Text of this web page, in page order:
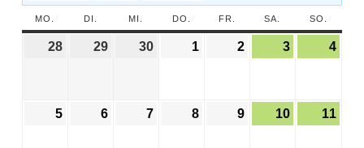
MO. DI. MI. DO. FR. SA. SO.
28 29 30 1 2 3 4
5 6 7 8 9 10 11